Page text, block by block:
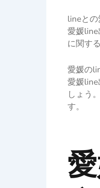
lineとの
愛媛line
に関す
愛媛の
愛媛line
しょう
す。